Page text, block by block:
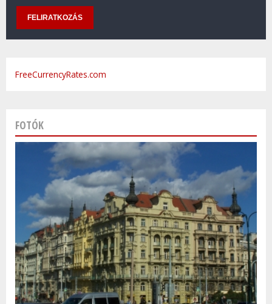
FreeCurrencyRates.com
FOTÓK